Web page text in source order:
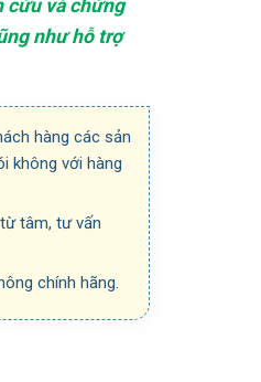
cứu và chứng
như hỗ trợ
hàng các sản
không với hàng
tâm, tư vấn
chính hãng.